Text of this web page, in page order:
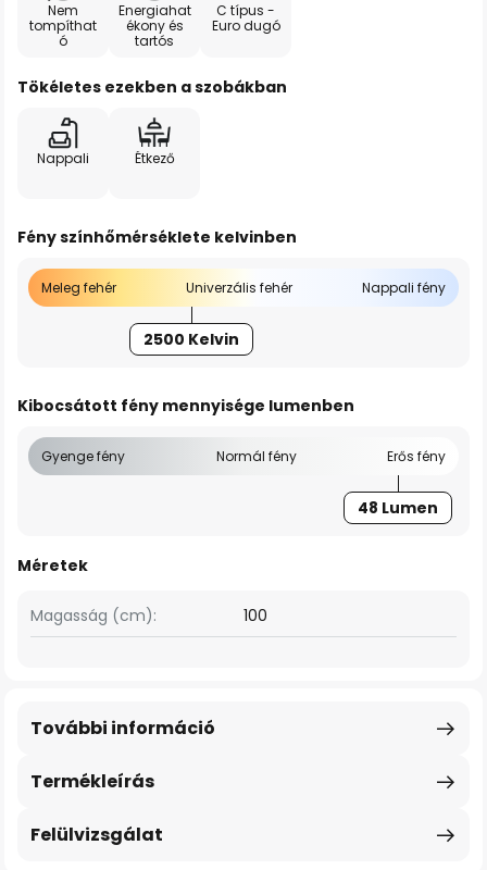
Nem
tompíthat
ó
Energiahat
ékony és
tartós
C típus -
Euro dugó
Tökéletes ezekben a szobákban
Nappali Étkező
Fény színhőmérséklete kelvinben
Meleg fehér Univerzális fehér Nappali fény
2500 Kelvin
Kibocsátott fény mennyisége lumenben
Gyenge fény Normál fény Erős fény
48 Lumen
Méretek
Magasság (cm): 100
Termékleírás
További információ
Felülvizsgálat